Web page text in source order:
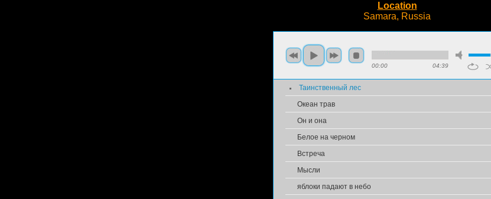
Location
Samara, Russia
00:00 04:39
Таинственный лес
Океан трав
Он и она
Белое на черном
Встреча
Мысли
яблоки падают в небо